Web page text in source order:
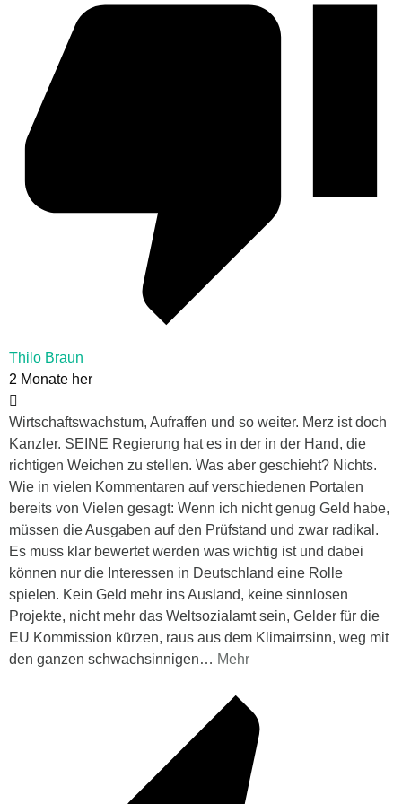
Thilo Braun
2 Monate her
Wirtschaftswachstum, Aufraffen und so weiter. Merz ist doch
Kanzler. SEINE Regierung hat es in der in der Hand, die
richtigen Weichen zu stellen. Was aber geschieht? Nichts.
Wie in vielen Kommentaren auf verschiedenen Portalen
bereits von Vielen gesagt: Wenn ich nicht genug Geld habe,
müssen die Ausgaben auf den Prüfstand und zwar radikal.
Es muss klar bewertet werden was wichtig ist und dabei
können nur die Interessen in Deutschland eine Rolle
spielen. Kein Geld mehr ins Ausland, keine sinnlosen
Projekte, nicht mehr das Weltsozialamt sein, Gelder für die
EU Kommission kürzen, raus aus dem Klimairrsinn, weg mit
den ganzen schwachsinnigen… Mehr